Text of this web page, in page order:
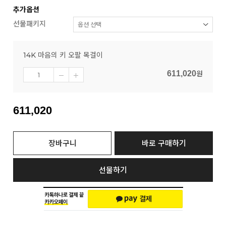
추가옵션
선물패키지
14K 마음의 키 오팔 목걸이
611,020원
611,020
장바구니 바로 구매하기
선물하기